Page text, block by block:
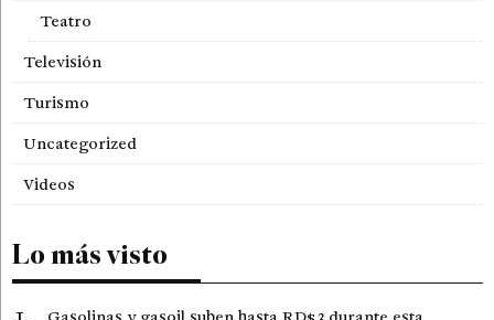
Teatro
Televisión
Turismo
Uncategorized
Videos
Lo más visto